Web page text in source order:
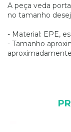
A peça veda
no tamanho
- Material: EPE,
- Tamanho